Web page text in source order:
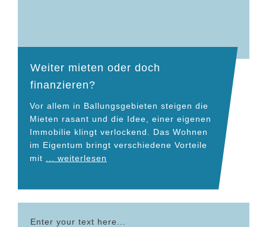
Weiter mieten oder doch
finanzieren?
Vor allem in Ballungsgebieten steigen die
Mieten rasant und die Idee, einer eigenen
Immobilie klingt verlockend. Das Wohnen
im Eigentum bringt verschiedene Vorteile
mit
... weiterlesen
Enter your text here...